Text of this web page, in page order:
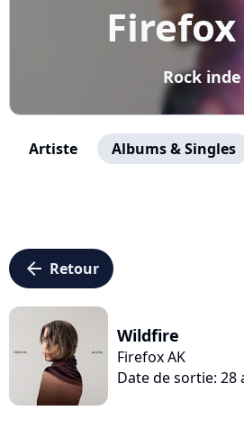
Firefox
Rock inde
Artiste Albums & Singles
arrow_left Retour
Wildfire
Firefox AK
Date de sortie: 28